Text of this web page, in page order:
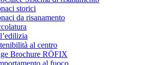
storici
da risanamento
al centro
Brochure RÖFIX